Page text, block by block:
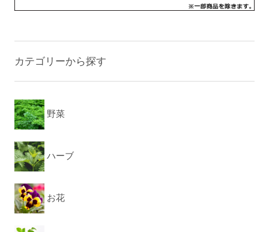
カテゴリーから探す
野菜
ハーブ
お花